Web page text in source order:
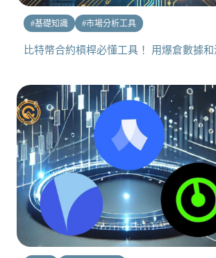
#基礎知識 #市場分析工具
比特幣合約槓桿必懂工具！ 用爆倉數據